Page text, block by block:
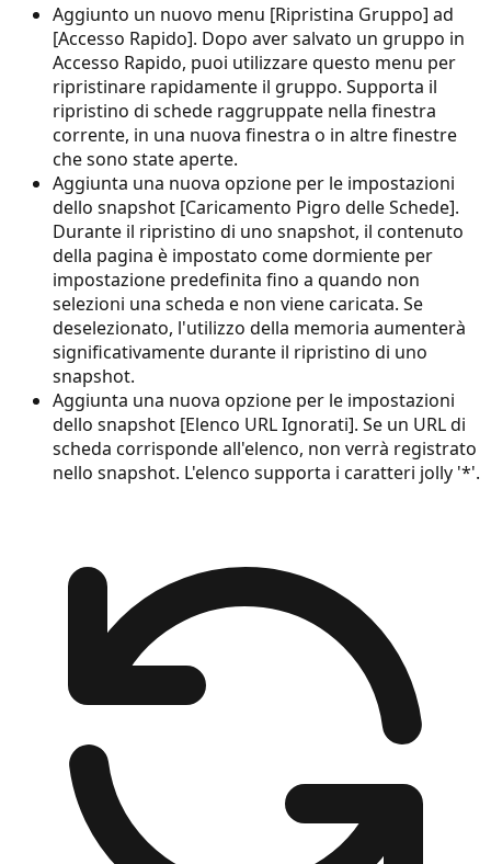
Aggiunto un nuovo menu [Ripristina Gruppo] ad
[Accesso Rapido]. Dopo aver salvato un gruppo in
Accesso Rapido, puoi utilizzare questo menu per
ripristinare rapidamente il gruppo. Supporta il
ripristino di schede raggruppate nella finestra
corrente, in una nuova finestra o in altre finestre
che sono state aperte.
Aggiunta una nuova opzione per le impostazioni
dello snapshot [Caricamento Pigro delle Schede].
Durante il ripristino di uno snapshot, il contenuto
della pagina è impostato come dormiente per
impostazione predefinita fino a quando non
selezioni una scheda e non viene caricata. Se
deselezionato, l'utilizzo della memoria aumenterà
significativamente durante il ripristino di uno
snapshot.
Aggiunta una nuova opzione per le impostazioni
dello snapshot [Elenco URL Ignorati]. Se un URL di
scheda corrisponde all'elenco, non verrà registrato
nello snapshot. L'elenco supporta i caratteri jolly '*'.